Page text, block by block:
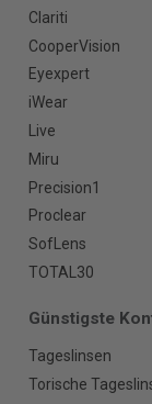
Clariti
CooperVision
Eyexpert
iWear
Live
Miru
Precision1
Proclear
SofLens
TOTAL30
Günstigste
Tageslinsen
Torische